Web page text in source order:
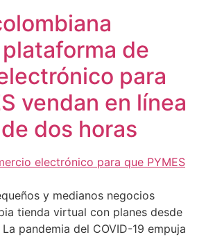
de
para
vendan en línea
dos horas
y medianos negocios
tienda virtual con planes desde
pandemia del COVID-19 empuja